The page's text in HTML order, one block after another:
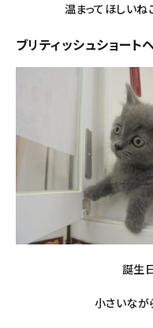
温まってほしいね
ブリティッシュショート
誕生
小さいなが